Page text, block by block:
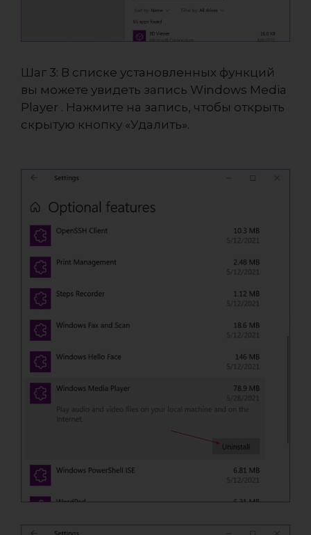
Шаг 3: В списке установленных функций
вы можете увидеть запись Windows Media
Player . Нажмите на запись, чтобы открыть
скрытую кнопку «Удалить».